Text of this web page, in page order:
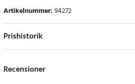
Artikelnummer:94272
Prishistorik
Recensioner